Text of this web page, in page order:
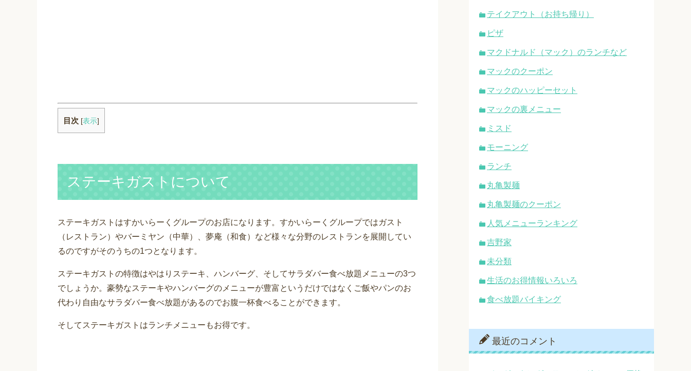
目次 [表示]
ステーキガストについて
ステーキガストはすかいらーくグループのお店になります。すかいらーくグループではガスト
（レストラン）やバーミヤン（中華）、夢庵（和食）など様々な分野のレストランを展開してい
るのですがそのうちの1つとなります。
ステーキガストの特徴はやはりステーキ、ハンバーグ、そしてサラダバー食べ放題メニューの3つ
でしょうか。豪勢なステーキやハンバーグのメニューが豊富というだけではなくご飯やパンのお
代わり自由なサラダバー食べ放題があるのでお腹一杯食べることができます。
そしてステーキガストはランチメニューもお得です。
テイクアウト（お持ち帰り）
ピザ
マクドナルド（マック）のランチなど
マックのクーポン
マックのハッピーセット
マックの裏メニュー
ミスド
モーニング
ランチ
丸亀製麺
丸亀製麺のクーポン
人気メニューランキング
吉野家
未分類
生活のお得情報いろいろ
食べ放題バイキング
最近のコメント